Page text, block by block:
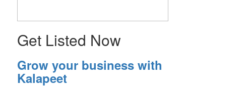
Get Listed Now
Grow your business with
Kalapeet